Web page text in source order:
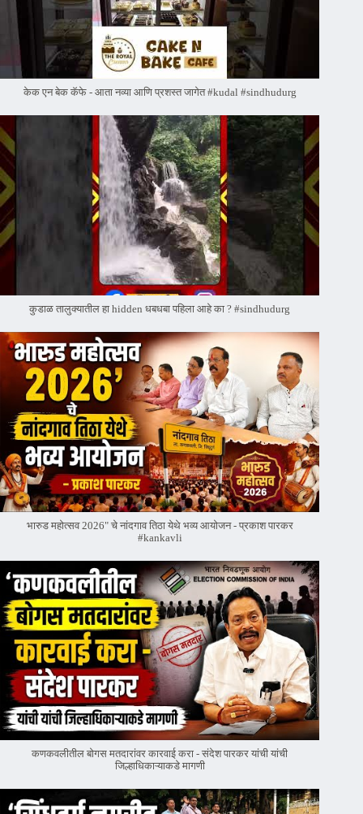
केक एन बेक कॅफे - आता नव्या आणि प्रशस्त जागेत #kudal #sindhudurg
कुडाळ तालुक्यातील हा hidden धबधबा पहिला आहे का ? #sindhudurg
भारुड महोत्सव 2026" चे नांदगाव तिठा येथे भव्य आयोजन - प्रकाश पारकर
#kankavli
कणकवलीतील बोगस मतदारांवर‌ कारवाई करा - संदेश पारकर यांची यांची
जिल्हाधिकाऱ्याकडे मागणी